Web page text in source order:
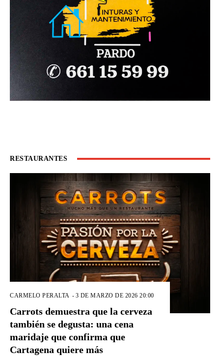
RESTAURANTES
CARMELO PERALTA - 3 DE MARZO DE 2026 20:00
Carrots demuestra que la cerveza
también se degusta: una cena
maridaje que confirma que
Cartagena quiere más